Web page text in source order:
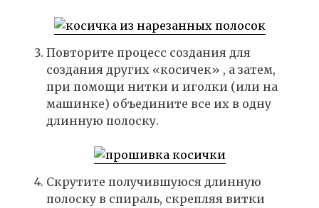
Повторите процесс создания для
создания других «косичек» , а затем,
при помощи нитки и иголки (или на
машинке) объедините все их в одну
длинную полоску.
Скрутите получившуюся длинную
полоску в спираль, скрепляя витки